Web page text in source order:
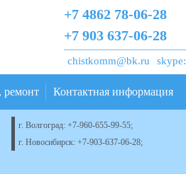
+7 4862 78-06-28
+7 903 637-06-28
chistkomm@bk.ru skype:
ремонт Контактная информация
г. Волгоград: +7-960-655-99-55;
г. Новосибирск: +7-903-637-06-28;